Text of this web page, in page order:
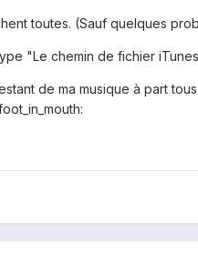
toutes. (Sauf quelques
"Le chemin de fichier
de ma musique à part